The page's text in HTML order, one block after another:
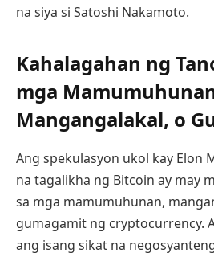
na siya si Satoshi Nakamoto.
Kahalagahan ng
mga
Mangangalakal, o
Ang spekulasyon ukol kay Elon
na tagalikha ng Bitcoin ay may
sa mga mamumuhunan,
gumagamit ng cryptocurrency.
ang isang sikat na